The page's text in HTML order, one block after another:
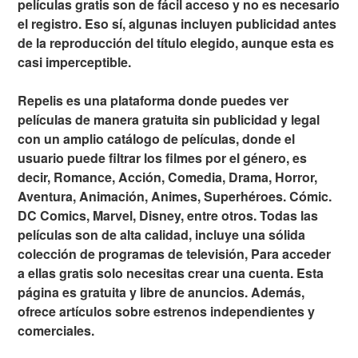
películas gratis son de fácil acceso y no es necesario
el registro. Eso sí, algunas incluyen publicidad antes
de la reproducción del título elegido, aunque esta es
casi imperceptible.
Repelis es una plataforma donde puedes ver
películas de manera gratuita sin publicidad y legal
con un amplio catálogo de películas, donde el
usuario puede filtrar los filmes por el género, es
decir, Romance, Acción, Comedia, Drama, Horror,
Aventura, Animación, Animes, Superhéroes. Cómic.
DC Comics, Marvel, Disney, entre otros. Todas las
películas son de alta calidad, incluye una sólida
colección de programas de televisión, Para acceder
a ellas gratis solo necesitas crear una cuenta. Esta
página es gratuita y libre de anuncios. Además,
ofrece artículos sobre estrenos independientes y
comerciales.